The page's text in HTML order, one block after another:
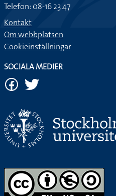
Telefon: 08-16 23 47
Kontakt
Om webbplatsen
Cookieinställningar
SOCIALA MEDIER